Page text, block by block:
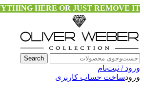
HERE OR JUST REMOVE IT…
Search
ورود / ثبت‌نام
ورودساخت حساب کاربری